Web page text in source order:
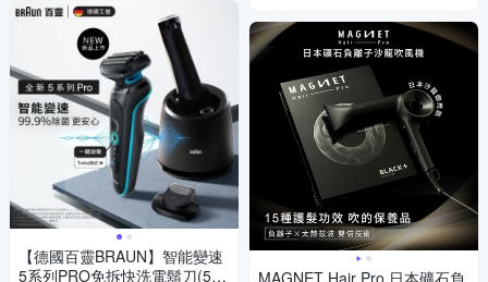
【德國百靈BRAUN】智能變速
5系列PRO免拆快洗電鬍刀(52-